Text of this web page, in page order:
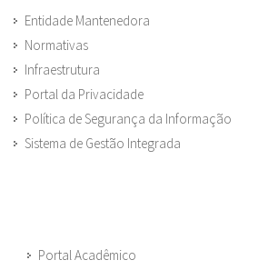
Entidade Mantenedora
Normativas
Infraestrutura
Portal da Privacidade
Política de Segurança da Informação
Sistema de Gestão Integrada
Portal Acadêmico